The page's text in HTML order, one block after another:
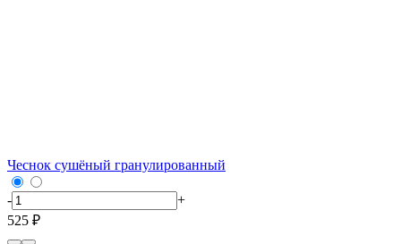
Чеснок сушёный гранулированный
-
+
525 ₽